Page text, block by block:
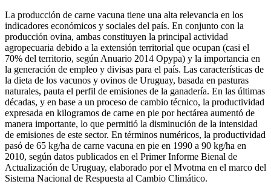
La producción de carne vacuna tiene una alta relevancia en los
indicadores económicos y sociales del país. En conjunto con la
producción ovina, ambas constituyen la principal actividad
agropecuaria debido a la extensión territorial que ocupan (casi el
70% del territorio, según Anuario 2014 Opypa) y la importancia en
la generación de empleo y divisas para el país. Las características de
la dieta de los vacunos y ovinos de Uruguay, basada en pasturas
naturales, pauta el perfil de emisiones de la ganadería. En las últimas
décadas, y en base a un proceso de cambio técnico, la productividad
expresada en kilogramos de carne en pie por hectárea aumentó de
manera importante, lo que permitió la disminución de la intensidad
de emisiones de este sector. En términos numéricos, la productividad
pasó de 65 kg/ha de carne vacuna en pie en 1990 a 90 kg/ha en
2010, según datos publicados en el Primer Informe Bienal de
Actualización de Uruguay, elaborado por el Mvotma en el marco del
Sistema Nacional de Respuesta al Cambio Climático.